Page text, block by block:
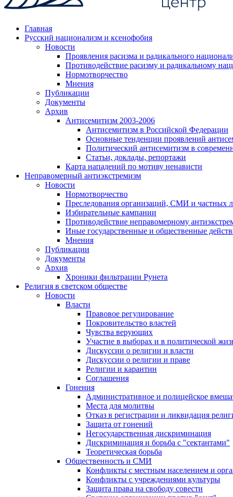
Главная
Русский национализм и ксенофобия
Новости
Проявления расизма и радикального
Противодействие расизму и радикальному
Нормотворчество
Мнения
Публикации
Документы
Архив
Антисемитизм 2003-2006
Антисемитизм в Российской Федерации
Основные тенденции проявлений
Политический антисемитизм в
Статьи, доклады, репортажи
Карта нападений по мотиву ненависти
Неправомерный антиэкстремизм
Новости
Нормотворчество
Преследования организаций, СМИ и частных
Избирательные кампании
Противодействие неправомерному
Иные государственные и общественные
Мнения
Публикации
Документы
Архив
Хроники фильтрации Рунета
Религия в светском обществе
Новости
Власти
Правовое регулирование
Покровительство властей
Чувства верующих
Участие в выборах и в политической
Дискуссии о религии и власти
Дискуссии о религии и праве
Религии и карантин
Соглашения
Гонения
Административное и полицейское
Места для молитвы
Отказ в регистрации и ликвидация
Защита от гонений
Негосударственная дискриминация
Дискриминация и борьба с "сектантами"
Теоретическая борьба
Общественность и СМИ
Конфликты с местным населением и
Конфликты с учреждениями культуры
Защита права на свободу совести